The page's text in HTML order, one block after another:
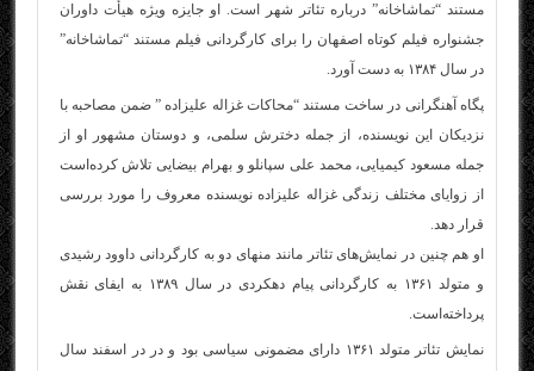
مستند “تماشاخانه” درباره تئاتر شهر است. او جایزه ویژه هیأت داوران
جشنواره فیلم کوتاه اصفهان را برای کارگردانی فیلم مستند “تماشاخانه”
در سال ۱۳۸۴ به دست آورد.
پگاه آهنگرانی در ساخت مستند “محاکات غزاله علیزاده ” ضمن مصاحبه با
نزدیکان این نویسنده، از جمله دخترش سلمی، و دوستان مشهور او از
جمله مسعود کیمیایی، محمد علی سپانلو و بهرام بیضایی تلاش کرده‌است
از زوایای مختلف زندگی غزاله علیزاده نویسنده معروف را مورد بررسی
قرار دهد.
او هم چنین در نمایش‌های تئاتر مانند منهای دو به کارگردانی داوود رشیدی
و متولد ۱۳۶۱ به کارگردانی پیام دهکردی در سال ۱۳۸۹ به ایفای نقش
پرداخته‌است.
نمایش تئاتر متولد ۱۳۶۱ دارای مضمونی سیاسی بود و در در اسفند سال